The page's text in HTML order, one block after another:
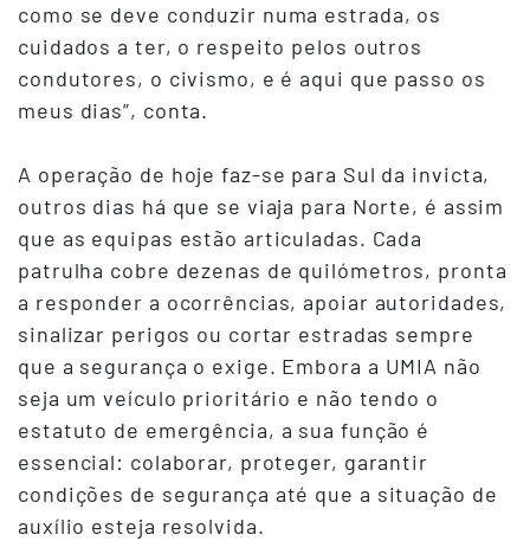
como se deve conduzir numa estrada, os
cuidados a ter, o respeito pelos outros
condutores, o civismo, e é aqui que passo os
meus dias”, conta.
A operação de hoje faz-se para Sul da invicta,
outros dias há que se viaja para Norte, é assim
que as equipas estão articuladas. Cada
patrulha cobre dezenas de quilómetros, pronta
a responder a ocorrências, apoiar autoridades,
sinalizar perigos ou cortar estradas sempre
que a segurança o exige. Embora a UMIA não
seja um veículo prioritário e não tendo o
estatuto de emergência, a sua função é
essencial: colaborar, proteger, garantir
condições de segurança até que a situação de
auxílio esteja resolvida.